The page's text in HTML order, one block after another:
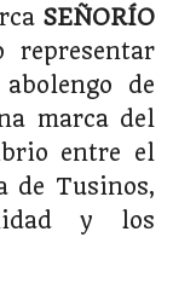
SEÑORÍO
representar
de
marca del
entre el
de Tusinos,
y los